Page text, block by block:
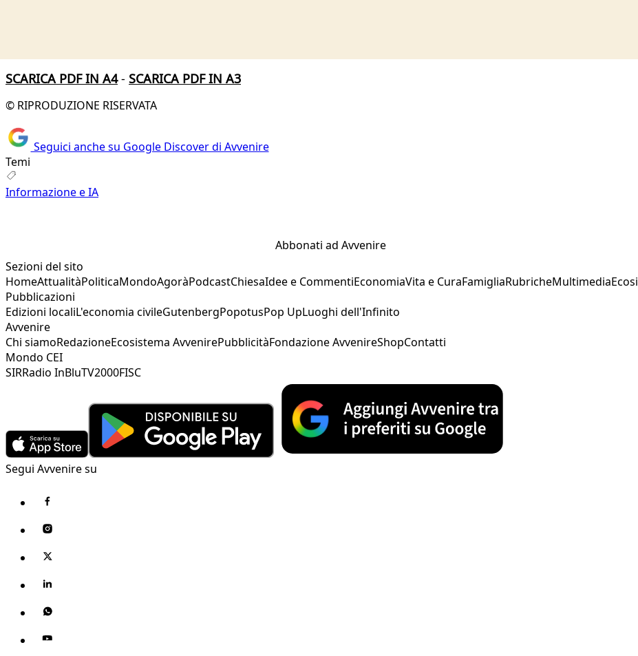
SCARICA PDF IN A4- SCARICA PDF IN A3
© RIPRODUZIONE RISERVATA
Seguici anche su Google Discover di Avvenire
Temi
Informazione e IA
Abbonati ad Avvenire
Sezioni del sito
HomeAttualitàPoliticaMondoAgoràPodcastChiesaIdee e CommentiEconomiaVita e CuraFamigliaRubricheMultimedia
Pubblicazioni
Edizioni localiL'economia civileGutenbergPopotusPop UpLuoghi dell'Infinito
Avvenire
Chi siamoRedazioneEcosistema AvvenirePubblicitàFondazione AvvenireShopContatti
Mondo CEI
SIRRadio InBluTV2000FISC
Segui Avvenire su